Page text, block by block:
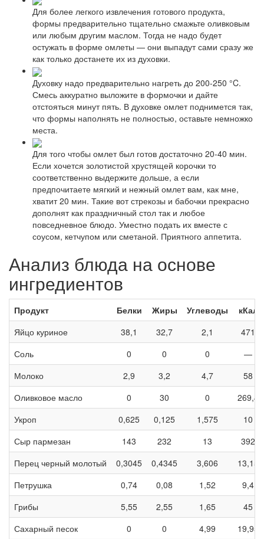
Для более легкого извлечения готового продукта,
формы предварительно тщательно смажьте оливковым
или любым другим маслом. Тогда не надо будет
остужать в форме омлеты — они выпадут сами сразу же
как только достанете их из духовки.
Духовку надо предварительно нагреть до 200-250 °C.
Смесь аккуратно выложите в формочки и дайте
отстояться минут пять. В духовке омлет поднимется так,
что формы наполнять не полностью, оставьте немножко
места.
Для того чтобы омлет был готов достаточно 20-40 мин.
Если хочется золотистой хрустящей корочки то
соответственно выдержите дольше, а если
предпочитаете мягкий и нежный омлет вам, как мне,
хватит 20 мин. Такие вот стрекозы и бабочки прекрасно
дополнят как праздничный стол так и любое
повседневное блюдо. Уместно подать их вместе с
соусом, кетчупом или сметаной. Приятного аппетита.
Анализ блюда на основе
ингредиентов
Продукт Белки Жиры Углеводы
кКал
Яйцо куриное
38,1 32,7 2,1
471
Соль
0 0 0
—
Молоко
2,9 3,2 4,7
58
Оливковое масло
0 30 0
269,4
Укроп
0,625 0,125 1,575
10
Сыр пармезан
143 232 13
392
Перец черный молотый
0,3045 0,4345 3,606
13,15
Петрушка
0,74 0,08 1,52
9,4
Грибы
5,55 2,55 1,65
45
Сахарный песок
0 0 4,99
19,95